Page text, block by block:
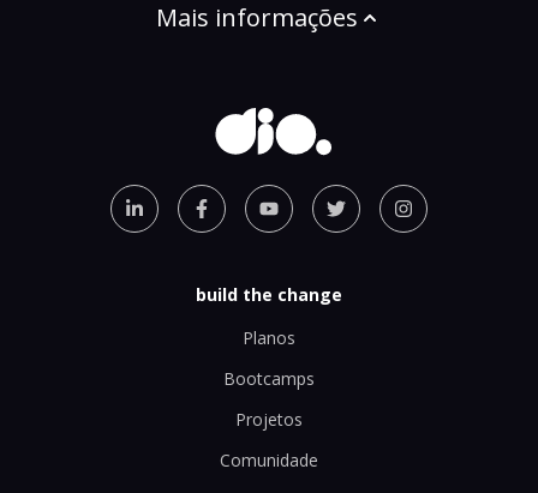
Mais informações
build the change
Planos
Bootcamps
Projetos
Comunidade